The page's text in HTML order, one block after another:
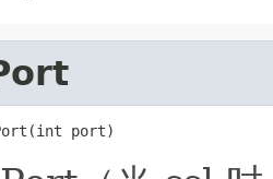
port)